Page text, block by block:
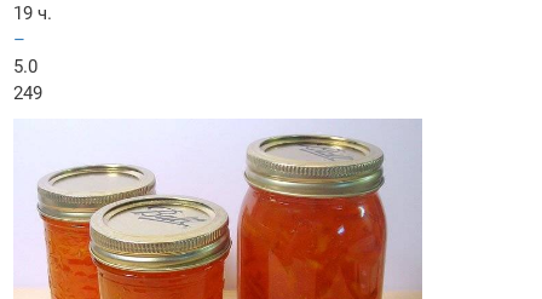
19 ч.
–
5.0
249